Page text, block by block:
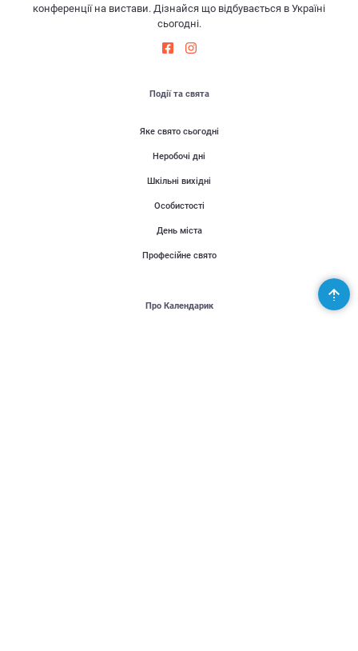
конференції на вистави. Дізнайся що відбувається в Україні
сьогодні.
Події та свята
Яке свято сьогодні
Неробочі дні
Шкільні вихідні
Особистості
День міста
Професійне свято
Про Календарик